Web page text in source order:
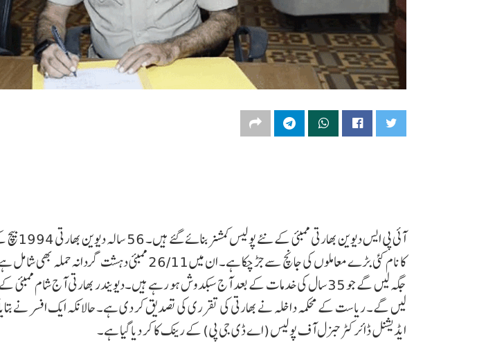
آئی پی ایس
کا نام کئی بڑے معاملوں کی جانچ سے جڑ چکا ہے۔ ان میں 26/11 ممبئی
جگہ لیں گے جو 35 سال کی خدمات کے بعد آج سبکدوش ہو رہے ہیں۔دیویندر بھارتی آج شام
لیں گے۔ ریاست کے محکمہ داخلہ نے بھارتی کی تقرری کی تصدیق کر دی ہے۔ حالانکہ ایک افسر نے
ایڈیشنل ڈائرکٹر جنرل آف پولیس (اے ڈی جی پی) کے رینک کا کر دیا گیا ہے۔